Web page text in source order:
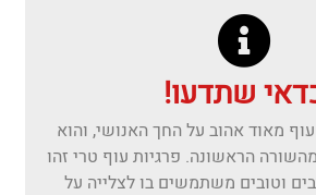
שתדעו!
מאוד אהוב על החך האנושי, והוא
הראשונה. פרגיות עוף טרי זהו
וטובים משתמשים בו לצלייה על